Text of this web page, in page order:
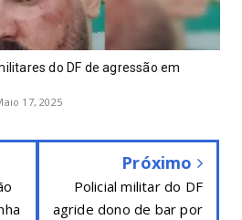
do DF de agressão em
17, 2025
Próximo
Policial militar do DF
agride dono de bar por